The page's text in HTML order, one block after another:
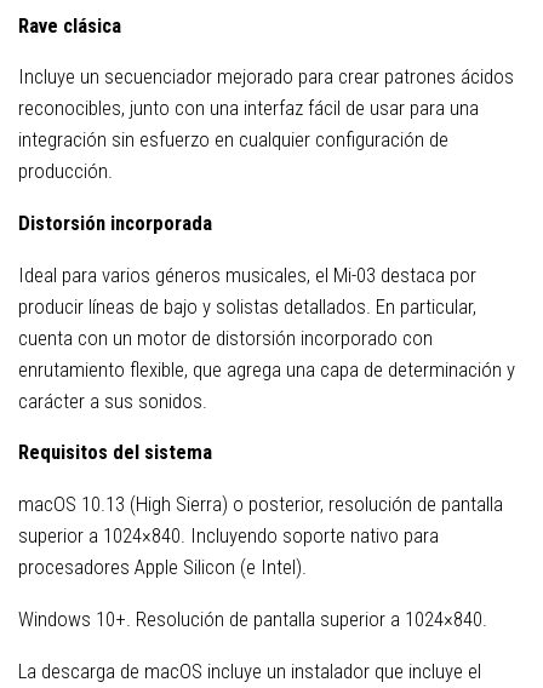
Rave clásica
Incluye un secuenciador mejorado para crear patrones ácidos
reconocibles, junto con una interfaz fácil de usar para una
integración sin esfuerzo en cualquier configuración de
producción.
Distorsión incorporada
Ideal para varios géneros musicales, el Mi-03 destaca por
producir líneas de bajo y solistas detallados. En particular,
cuenta con un motor de distorsión incorporado con
enrutamiento flexible, que agrega una capa de determinación y
carácter a sus sonidos.
Requisitos del sistema
macOS 10.13 (High Sierra) o posterior, resolución de pantalla
superior a 1024×840. Incluyendo soporte nativo para
procesadores Apple Silicon (e Intel).
Windows 10+. Resolución de pantalla superior a 1024×840.
La descarga de macOS incluye un instalador que incluye el